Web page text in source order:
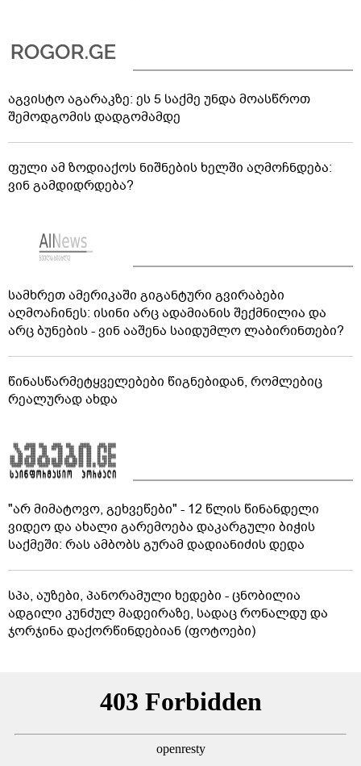
აგვისტო აგარაკზე: ეს 5 საქმე უნდა მოასწროთ
შემოდგომის დადგომამდე
ფული ამ ზოდიაქოს ნიშნების ხელში აღმოჩნდება:
ვინ გამდიდრდება?
სამხრეთ ამერიკაში გიგანტური გვირაბები
აღმოაჩინეს: ისინი არც ადამიანის შექმნილია და
არც ბუნების - ვინ ააშენა საიდუმლო ლაბირინთები?
წინასწარმეტყველებები წიგნებიდან, რომლებიც
რეალურად ახდა
"არ მიმატოვო, გეხვეწები" - 12 წლის წინანდელი
ვიდეო და ახალი გარემოება დაკარგული ბიჭის
საქმეში: რას ამბობს გურამ დადიანიძის დედა
სპა, აუზები, პანორამული ხედები - ცნობილია
ადგილი კუნძულ მადეირაზე, სადაც რონალდუ და
ჯორჯინა დაქორწინდებიან (ფოტოები)